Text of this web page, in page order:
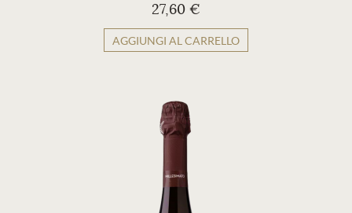
27,60 €
AGGIUNGI AL CARRELLO